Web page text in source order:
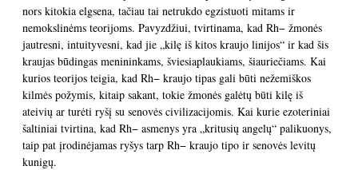
nors kitokia elgsena, tačiau tai netrukdo egzistuoti mitams ir
nemokslinėms teorijoms. Pavyzdžiui, tvirtinama, kad Rh− žmonės
jautresni, intuityvesni, kad jie „kilę iš kitos kraujo linijos“ ir kad šis
kraujas būdingas menininkams, šviesiaplaukiams, šiauriečiams. Kai
kurios teorijos teigia, kad Rh− kraujo tipas gali būti nežemiškos
kilmės požymis, kitaip sakant, tokie žmonės galėtų būti kilę iš
ateivių ar turėti ryšį su senovės civilizacijomis. Kai kurie ezoteriniai
šaltiniai tvirtina, kad Rh− asmenys yra „kritusių angelų“ palikuonys,
taip pat įrodinėjamas ryšys tarp Rh− kraujo tipo ir senovės levitų
kunigų.